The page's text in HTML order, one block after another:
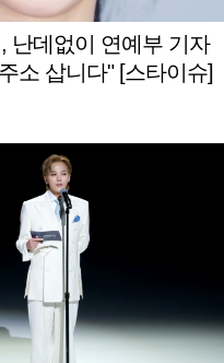
난데없이 연예부 기자
소 삽니다" [스타이슈]